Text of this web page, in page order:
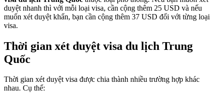
duyệt nhanh thì với mỗi loại visa, cần cộng thêm 25 USD và nếu
muốn xét duyệt khẩn, bạn cần cộng thêm 37 USD đối với từng loại
visa.
Thời gian xét duyệt visa du lịch Trung
Quốc
Thời gian xét duyệt visa được chia thành nhiều trường hợp khác
nhau. Cụ thể: